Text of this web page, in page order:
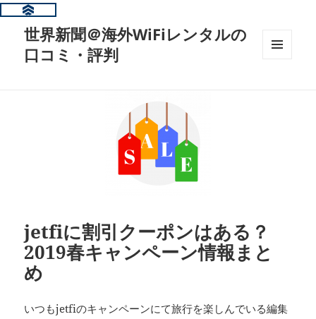
世界新聞＠海外WiFiレンタルの
口コミ・評判
jetfiに割引クーポンはある？
2019春キャンペーン情報まと
め
いつもjetfiのキャンペーンにて旅行を楽しんでいる編集